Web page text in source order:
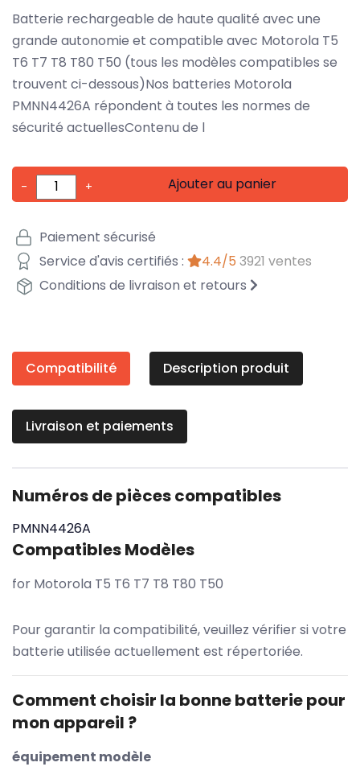
Batterie rechargeable de haute qualité avec une
grande autonomie et compatible avec Motorola T5
T6 T7 T8 T80 T50 (tous les modèles compatibles se
trouvent ci-dessous)Nos batteries Motorola
PMNN4426A répondent à toutes les normes de
sécurité actuellesContenu de l
- + Ajouter au panier
Paiement sécurisé
Service d'avis certifiés :
4.4/5 3921 ventes
Conditions de livraison et retours
Compatibilité Description produit
Livraison et paiements
Numéros de pièces compatibles
PMNN4426A
Compatibles Modèles
for Motorola T5 T6 T7 T8 T80 T50
Pour garantir la compatibilité, veuillez vérifier si votre
batterie utilisée actuellement est répertoriée.
Comment choisir la bonne batterie pour
mon appareil ?
équipement modèle